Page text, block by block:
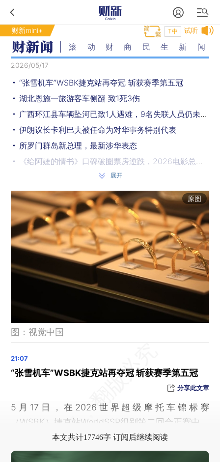
财新mini+ 试听
T中
滚动财商民生新闻
2026/05/17
“张雪机车”WSBK捷克站再夺冠 斩获赛季第五冠
湖北恩施一旅游客车侧翻 致1死3伤
广西环江县车辆坠河已致1人遇难，9名失联人员仍未找到
伊朗议长卡利巴夫被任命为对华事务特别代表
所罗门群岛新总理，最新涉华表态
《给阿嬷的情书》口碑破圈票房逆跌，2026电影总票房已超144亿元
演员卢昱晓：向《给阿嬷的情书》及所有人郑重道歉
国家防办派工作组赴广西协助指导车辆坠河人员搜救工作
伊朗：恢复建设，恢复交易
中美阿三国警方首次开展联合打击电信网络诈骗犯罪行动
特朗普发了一张图，头戴红帽站在美国军舰上，配文“风暴来临前的平静”；伊朗总统发了一张至少4500年历史的柏树图
故障不断，“福特”号航母返回美国
特斯拉两年来首次上调Model Y在美售价，特斯拉中国此前否认涨价
日本富山县一座始建于1453年的古寺发生火灾
最高法会同中国残联发布第二批涉残诉讼服务和多元解纷典型案例
住房城乡建设部：一体化推进城市体检与城市更新
克罗地亚一客机偏离跑道撞碎标志牌 机上约载130人
水利部：全国15条河流发生超警以上洪水
意大利突发汽车冲撞行人事件
展开
原图
图：视觉中国
“张雪机车”WSBK捷克站再夺冠 斩获赛季第五冠
分享此文章
5月17日，在2026世界超级摩托车锦标赛
（WSBK）捷克站WorldSSP组别第二回合正赛中，
本文共计17746字 订阅后继续阅读